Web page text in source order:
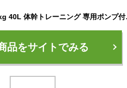
ウォーター
品をサイトでみる